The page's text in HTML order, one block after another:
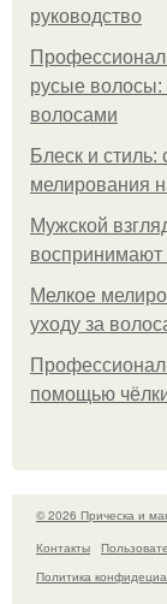
руководство
русые волосы:
волосами
Блеск и
мелирования
Мужской
Мелкое
уходу за
помощью
© 2026 Прическа и
Контакты
Политика